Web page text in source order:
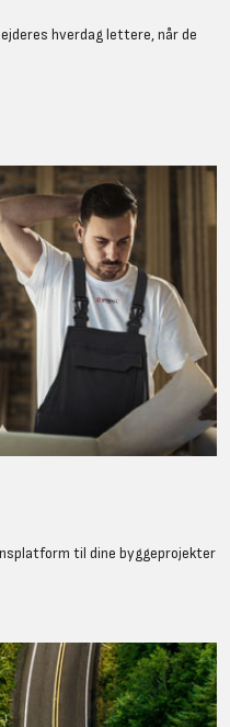
hverdag lettere, når de
til dine byggeprojekter